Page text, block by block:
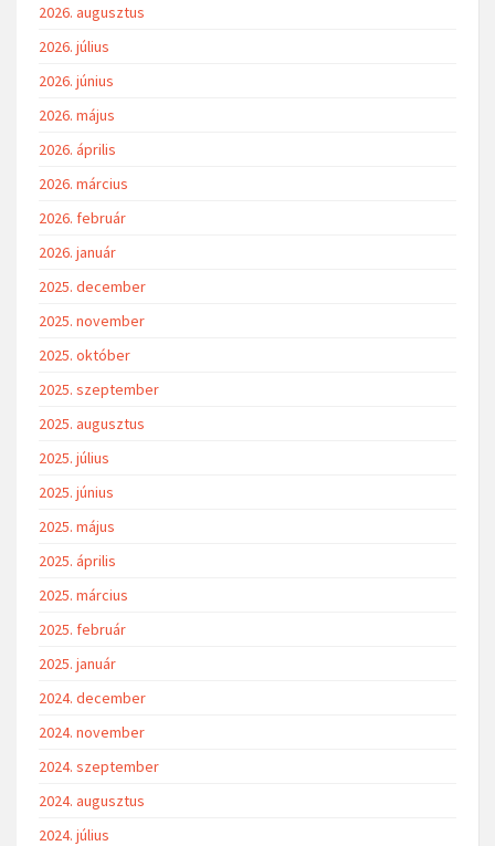
2026. augusztus
2026. július
2026. június
2026. május
2026. április
2026. március
2026. február
2026. január
2025. december
2025. november
2025. október
2025. szeptember
2025. augusztus
2025. július
2025. június
2025. május
2025. április
2025. március
2025. február
2025. január
2024. december
2024. november
2024. szeptember
2024. augusztus
2024. július